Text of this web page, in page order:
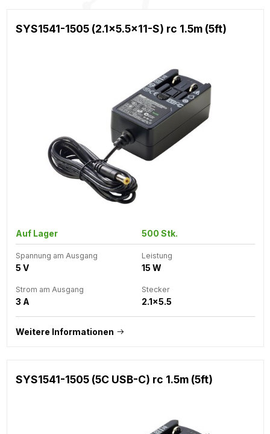
SYS1541-1505 (2.1x5.5x11-S) rc 1.5m (5ft)
Auf Lager 500 Stk.
Spannung am Ausgang
5 V
Leistung
15 W
Strom am Ausgang
3 A
Stecker
2.1x5.5
Weitere Informationen
SYS1541-1505 (5C USB-C) rc 1.5m (5ft)